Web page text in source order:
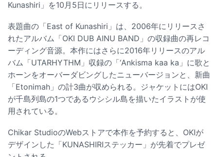
Kunashiri」を10月5日にリリースする。
表題曲の「East of Kunashiri」は、2006年にリリースさ
れたアルバム「OKI DUB AINU BAND」の収録曲の再レコ
ーディング音源。本作にはさらに2016年リリースのアル
バム「UTARHYTHM」収録の「‘Ankisma kaa ka」に歌と
ホーンをオーバーダビングしたニューバージョンと、新曲
「Etonimah」の計3曲が収められる。ジャケットにはOKI
が千島列島の1つであるウシシル島を描いたイラストが使
用されている。
Chikar StudioのWebストアで本作を予約すると、OKIが
デザインした「KUNASHIRIステッカー」が先着でプレゼ